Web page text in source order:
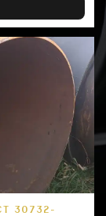
30732-